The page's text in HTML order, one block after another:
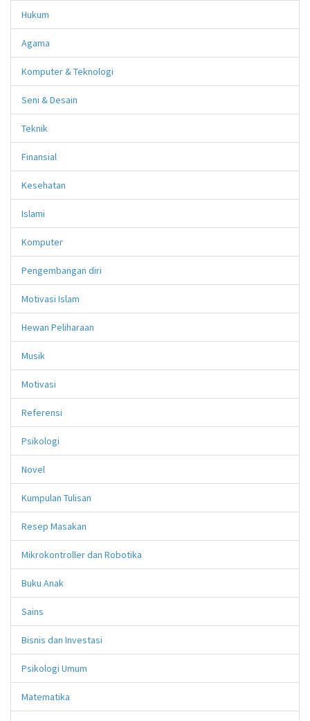
Hukum
Agama
Komputer & Teknologi
Seni & Desain
Teknik
Finansial
Kesehatan
Islami
Komputer
Pengembangan diri
Motivasi Islam
Hewan Peliharaan
Musik
Motivasi
Referensi
Psikologi
Novel
Kumpulan Tulisan
Resep Masakan
Mikrokontroller dan Robotika
Buku Anak
Sains
Bisnis dan Investasi
Psikologi Umum
Matematika